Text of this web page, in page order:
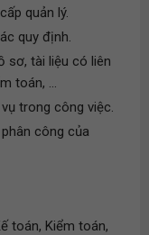
quản lý.
quy định.
sơ, tài liệu có liên
toán, ...
trong công việc.
công của
toán, Kiểm toán,